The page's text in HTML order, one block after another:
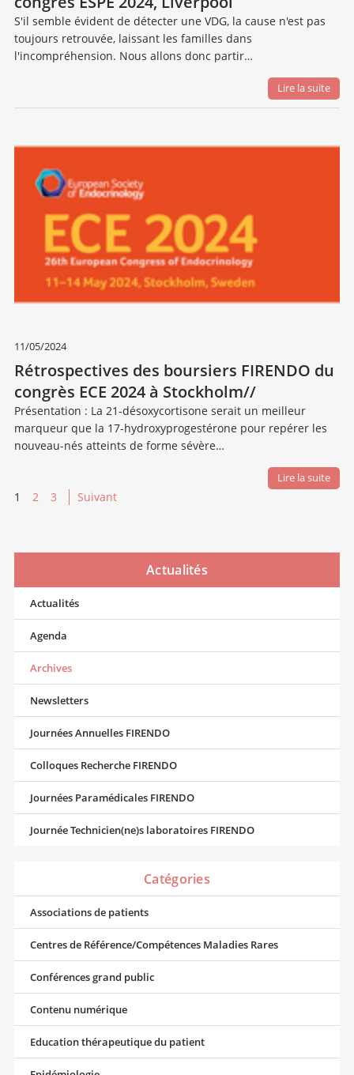
S'il semble évident de détecter une VDG, la cause n'est pas
toujours retrouvée, laissant les familles dans
l'incompréhension. Nous allons donc partir…
Lire la suite
11/05/2024
Rétrospectives des boursiers FIRENDO du
congrès ECE 2024 à Stockholm//
Présentation : La 21-désoxycortisone serait un meilleur
marqueur que la 17-hydroxyprogestérone pour repérer les
nouveau-nés atteints de forme sévère…
Lire la suite
1 2 3 Suivant
Actualités
Actualités
Agenda
Archives
Newsletters
Journées Annuelles FIRENDO
Colloques Recherche FIRENDO
Journées Paramédicales FIRENDO
Journée Technicien(ne)s laboratoires FIRENDO
Catégories
Associations de patients
Centres de Référence/Compétences Maladies Rares
Conférences grand public
Contenu numérique
Education thérapeutique du patient